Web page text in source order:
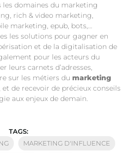
les domaines du marketing
rich & video marketing,
marketing, epub, bots,…
les solutions pour gagner en
et de la digitalisation de
pour les acteurs du
leurs carnets d’adresses,
sur les métiers du marketing
et de recevoir de précieux conseils
aux enjeux de demain.
TAGS:
MARKETING D'INFLUENCE